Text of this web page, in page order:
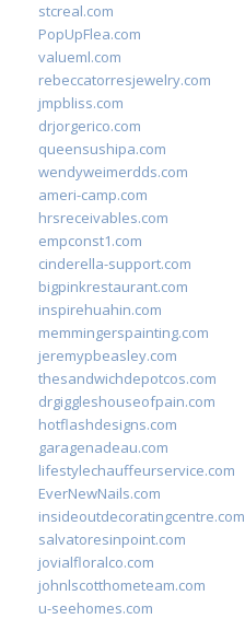
stcreal.com
PopUpFlea.com
valueml.com
rebeccatorresjewelry.com
jmpbliss.com
drjorgerico.com
queensushipa.com
wendyweimerdds.com
ameri-camp.com
hrsreceivables.com
empconst1.com
cinderella-support.com
bigpinkrestaurant.com
inspirehuahin.com
memmingerspainting.com
jeremypbeasley.com
thesandwichdepotcos.com
drgiggleshouseofpain.com
hotflashdesigns.com
garagenadeau.com
lifestylechauffeurservice.com
EverNewNails.com
insideoutdecoratingcentre.com
salvatoresinpoint.com
jovialfloralco.com
johnlscotthometeam.com
u-seehomes.com